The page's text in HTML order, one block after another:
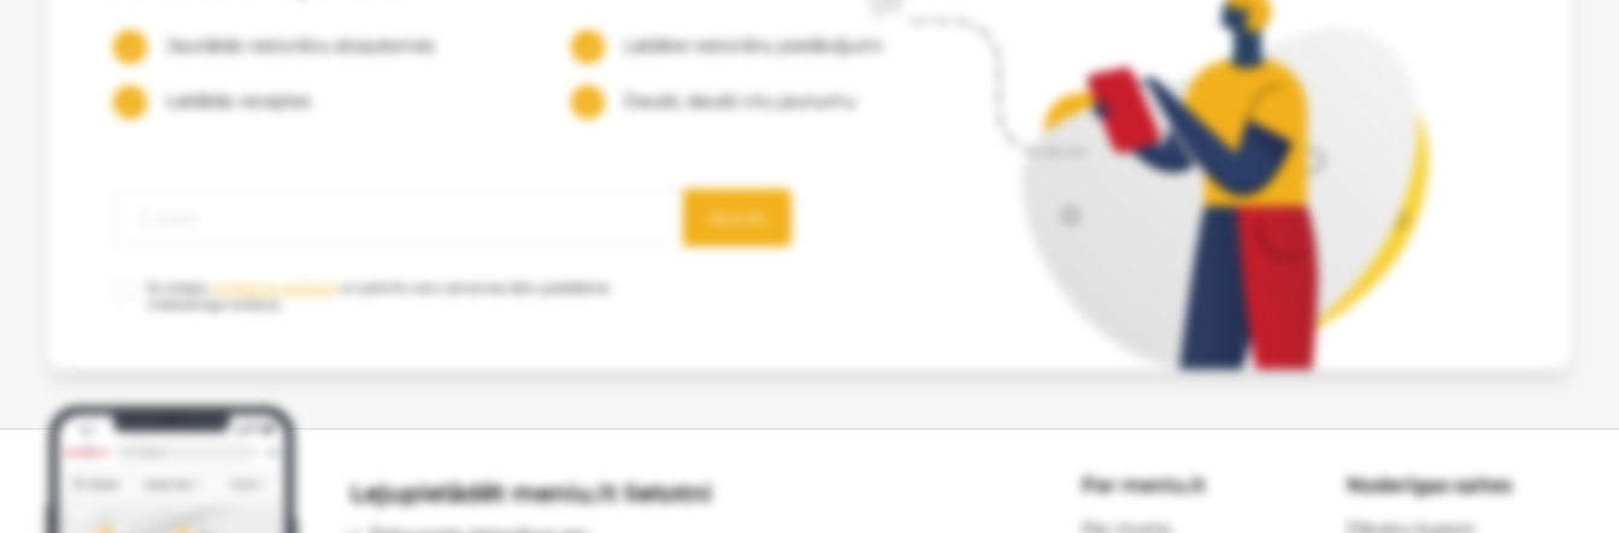
Jaunākās restorānu atsauksmes Labākie restorānu piedāvājumi
Labākās receptes Daudz, daudz citu jaunumu
Abonēt
privātuma politikas
Lejupielādēt meniu.lt lietotni Par meniu.lt Noderīgas saites